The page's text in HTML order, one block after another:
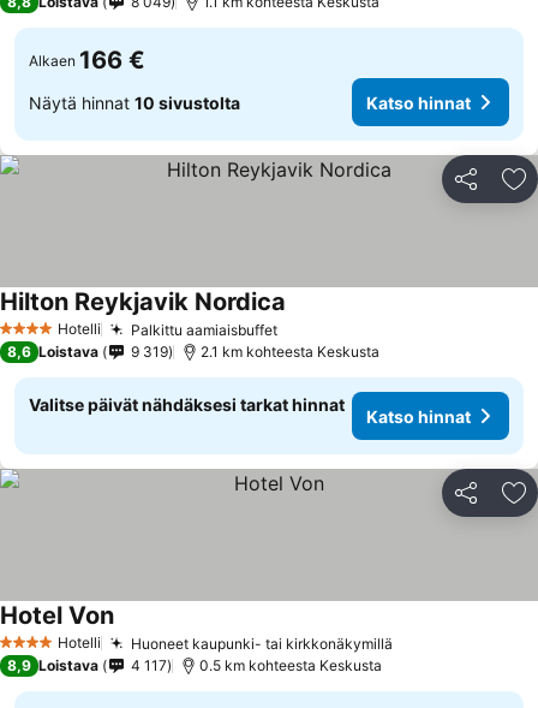
Alkaen 166 €
Näytä hinnat 10 sivustolta Katso hinnat
Jaa
4 Tähtiluokitus
Hotelli Palkittu aamiaisbuffet
Hilton Reykjavik Nordica
8,6 Loistava 9 319 2.1 km kohteesta Keskusta
Valitse päivät nähdäksesi tarkat hinnat
Katso hinnat
Jaa
4 Tähtiluokitus
Hotelli Huoneet kaupunki- tai kirkkonäkymillä
Hotel Von
8,9 Loistava 4 117 0.5 km kohteesta Keskusta